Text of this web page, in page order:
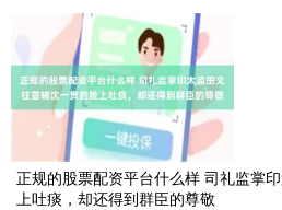
正规的股票配资平台什么样 司礼监掌
上吐痰，却还得到群臣的尊敬